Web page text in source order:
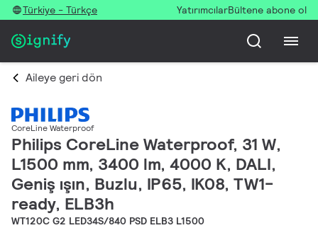
Türkiye - Türkçe YatırımcılarBültene abone ol
Aileye geri dön
CoreLine Waterproof
Philips CoreLine Waterproof, 31 W,
L1500 mm, 3400 lm, 4000 K, DALI,
Geniş ışın, Buzlu, IP65, IK08, TW1-
ready, ELB3h
WT120C G2 LED34S/840 PSD ELB3 L1500